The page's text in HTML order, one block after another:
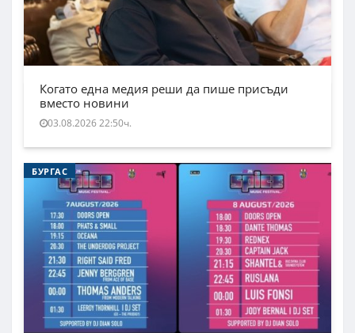
Когато една медия реши да пише присъди
вместо новини
03.08.2026 22:50ч.
БУРГАС